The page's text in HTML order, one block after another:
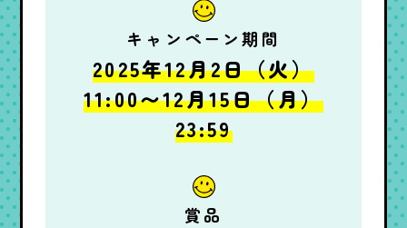
キャンペーン期間
2025年12月2日（火）
11:00〜12月15日（月）
23:59
賞品